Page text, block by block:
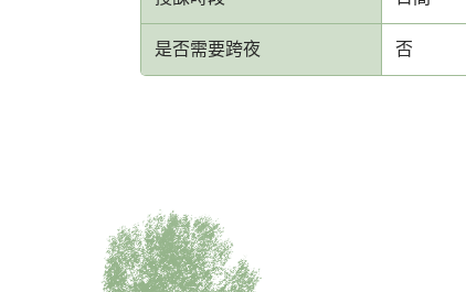
是否需要跨夜 否